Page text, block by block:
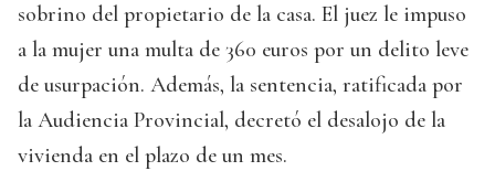
sobrino del propietario de la casa. El juez le impuso
a la mujer una multa de 360 euros por un delito leve
de usurpación. Además, la sentencia, ratificada por
la Audiencia Provincial, decretó el desalojo de la
vivienda en el plazo de un mes.